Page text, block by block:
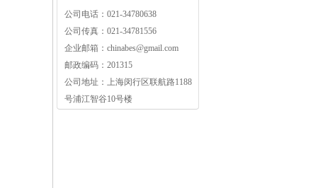
公司电话： 021-34780638
公司传真： 021-34781556
企业邮箱： chinabes@gmail.com
邮政编码： 201315
公司地址： 上海闵行区联航路1188
号浦江智谷10号楼